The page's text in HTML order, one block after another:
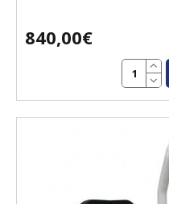
840,00€